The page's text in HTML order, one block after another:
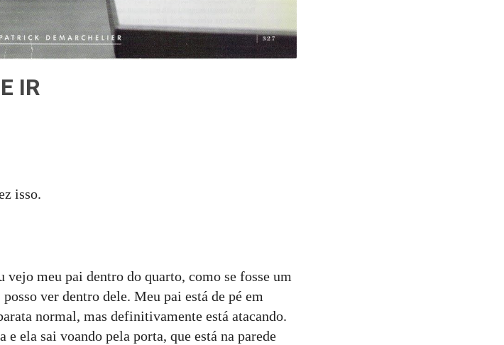
IR
isso.
vejo meu pai dentro do quarto, como se fosse um
ver dentro dele. Meu pai está de pé em
normal, mas definitivamente está atacando.
ela sai voando pela porta, que está na parede